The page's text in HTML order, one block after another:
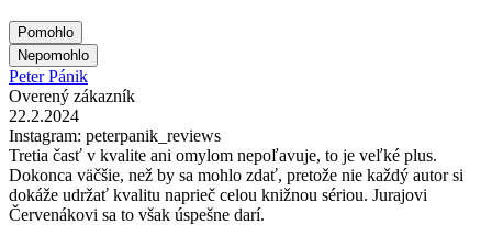
Pomohlo
Nepomohlo
Peter Pánik
Overený zákazník
22.2.2024
Instagram: peterpanik_reviews
Tretia časť v kvalite ani omylom nepoľavuje, to je veľké plus.
Dokonca väčšie, než by sa mohlo zdať, pretože nie každý autor si
dokáže udržať kvalitu naprieč celou knižnou sériou. Jurajovi
Červenákovi sa to však úspešne darí.